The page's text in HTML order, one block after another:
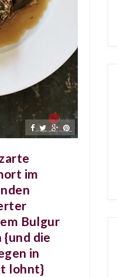
im
Bulgur
{und die
in
lohnt}